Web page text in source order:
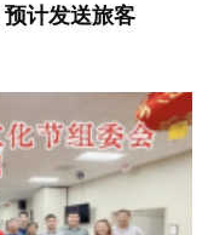
计发送旅客